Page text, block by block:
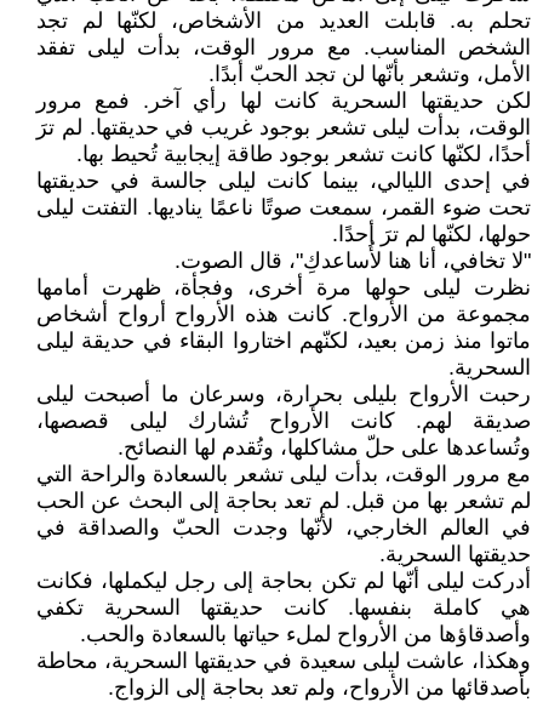
تحلم به. قابلت العديد من الأشخاص، لكنّها لم تجد
الشخص المناسب. مع مرور الوقت، بدأت ليلى تفقد
الأمل، وتشعر بأنّها لن تجد الحبّ أبدًا.
لكن حديقتها السحرية كانت لها رأي آخر. فمع مرور
الوقت، بدأت ليلى تشعر بوجود غريب في حديقتها. لم ترَ
أحدًا، لكنّها كانت تشعر بوجود طاقة إيجابية تُحيط بها.
في إحدى الليالي، بينما كانت ليلى جالسة في حديقتها
تحت ضوء القمر، سمعت صوتًا ناعمًا يناديها. التفتت ليلى
حولها، لكنّها لم ترَ أحدًا.
"لا تخافي، أنا هنا لأُساعدكِ"، قال الصوت.
نظرت ليلى حولها مرة أخرى، وفجأة، ظهرت أمامها
مجموعة من الأرواح. كانت هذه الأرواح أرواح أشخاص
ماتوا منذ زمن بعيد، لكنّهم اختاروا البقاء في حديقة ليلى
السحرية.
رحبت الأرواح بليلى بحرارة، وسرعان ما أصبحت ليلى
صديقة لهم. كانت الأرواح تُشارك ليلى قصصها،
وتُساعدها على حلّ مشاكلها، وتُقدم لها النصائح.
مع مرور الوقت، بدأت ليلى تشعر بالسعادة والراحة التي
لم تشعر بها من قبل. لم تعد بحاجة إلى البحث عن الحب
في العالم الخارجي، لأنّها وجدت الحبّ والصداقة في
حديقتها السحرية.
أدركت ليلى أنّها لم تكن بحاجة إلى رجل ليكملها، فكانت
هي كاملة بنفسها. كانت حديقتها السحرية تكفي
وأصدقاؤها من الأرواح لملء حياتها بالسعادة والحب.
وهكذا، عاشت ليلى سعيدة في حديقتها السحرية، محاطة
بأصدقائها من الأرواح، ولم تعد بحاجة إلى الزواج.